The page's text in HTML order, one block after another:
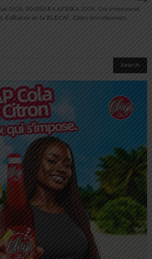
2026, BIASHARA AFRIKA 2026. Cet évènement
de la ZLECAf . Entre investisseurs,